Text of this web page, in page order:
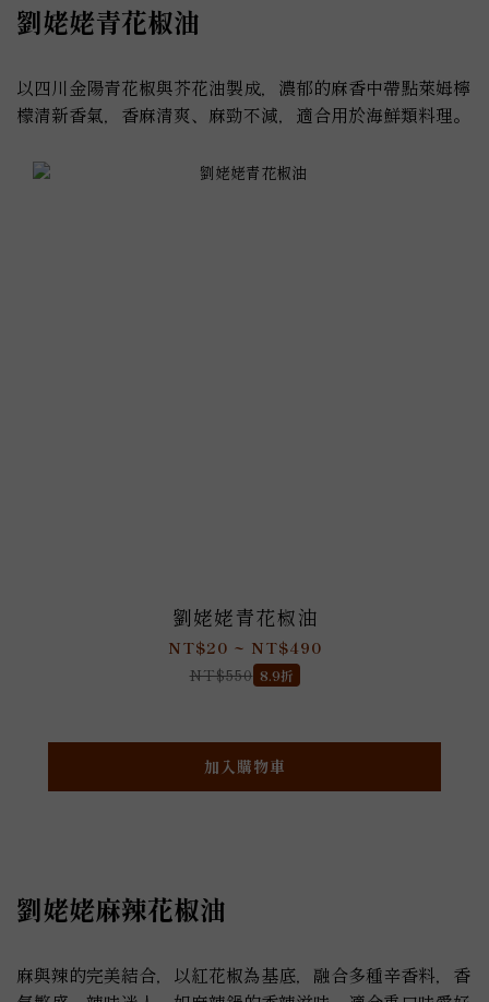
劉姥姥青花椒油
以四川金陽青花椒與芥花油製成，濃郁的麻香中帶點萊姆檸
檬清新香氣，香麻清爽、麻勁不減，適合用於海鮮類料理。
劉姥姥青花椒油
NT$20 ~ NT$490
NT$550 8.9折
加入購物車
劉姥姥麻辣花椒油
麻與辣的完美結合，以紅花椒為基底，融合多種辛香料，香